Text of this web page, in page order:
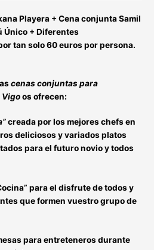
Playera + Cena conjunta Samil
Único + Diferentes
tan solo60 euros por persona.
cenas conjuntas para
Vigoos ofrecen:
creada por los mejores chefs en
deliciosos y variados platos
para el futuro novio y todos
” para el disfrute de todos y
que formen vuestro grupo de
para entreteneros durante